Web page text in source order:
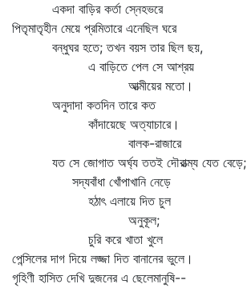
একদা বাড়ির কর্তা স্নেহভরে
পিতৃমাতৃহীন মেয়ে প্রমিতারে এনেছিল ঘরে
বন্ধুঘর হতে; তখন বয়স তার ছিল ছয়,
এ বাড়িতে পেল সে আশ্রয়
আত্মীয়ের মতো।
অনুদাদা কতদিন তারে কত
কাঁদায়েছে অত্যাচারে।
বালক-রাজারে
যত সে জোগাত অর্ঘ্য ততই দৌরাত্ম্য যেত বেড়ে;
সদ্যবাঁধা খোঁপাখানি নেড়ে
হঠাৎ এলায়ে দিত চুল
অনুকূল;
চুরি করে খাতা খুলে
পেন্সিলের দাগ দিয়ে লজ্জা দিত বানানের ভুলে।
গৃহিণী হাসিত দেখি দুজনের এ ছেলেমানুষি--